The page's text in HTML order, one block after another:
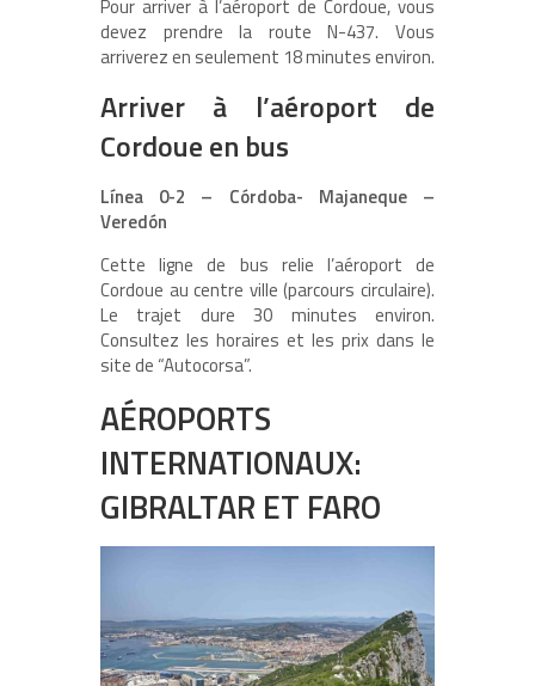
Pour arriver à l’aéroport de Cordoue, vous
devez prendre la route N-437. Vous
arriverez en seulement 18 minutes environ.
Arriver à l’aéroport de
Cordoue en bus
Línea 0-2 – Córdoba- Majaneque –
Veredón
Cette ligne de bus relie l’aéroport de
Cordoue au centre ville (parcours circulaire).
Le trajet dure 30 minutes environ.
Consultez les horaires et les prix dans le
site de “Autocorsa”.
AÉROPORTS
INTERNATIONAUX:
GIBRALTAR ET FARO